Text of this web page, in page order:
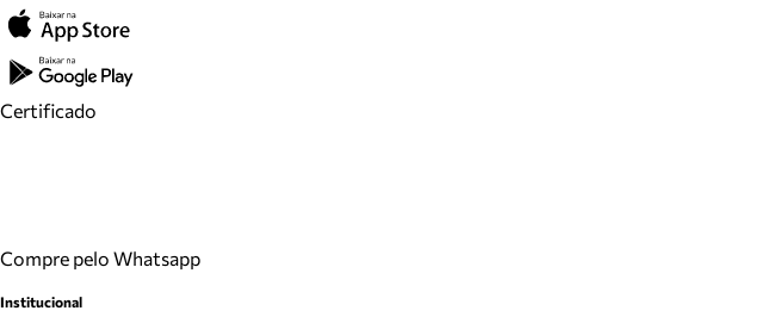
Certificado
Compre pelo Whatsapp
Institucional